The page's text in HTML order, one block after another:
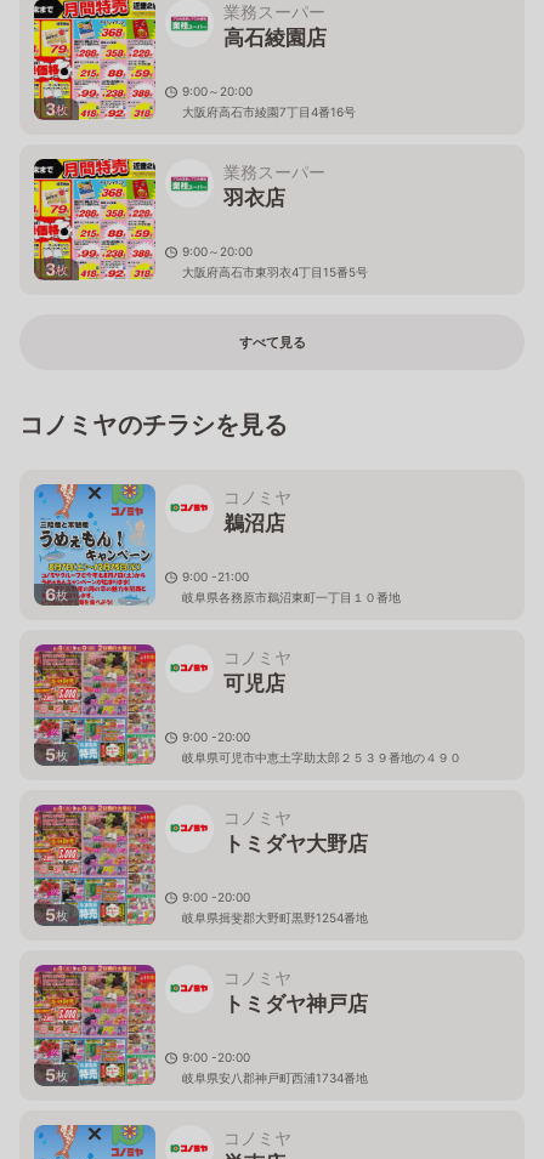
3枚
業務スーパー
高石綾園店
9:00～20:00
大阪府高石市綾園7丁目4番16号
3枚
業務スーパー
羽衣店
9:00～20:00
大阪府高石市東羽衣4丁目15番5号
すべて見る
コノミヤのチラシを見る
6枚
コノミヤ
鵜沼店
9:00 -21:00
岐阜県各務原市鵜沼東町一丁目１０番地
5枚
コノミヤ
可児店
9:00 -20:00
岐阜県可児市中恵土字助太郎２５３９番地の４９０
5枚
コノミヤ
トミダヤ大野店
9:00 -20:00
岐阜県揖斐郡大野町黒野1254番地
5枚
コノミヤ
トミダヤ神戸店
9:00 -20:00
岐阜県安八郡神戸町西浦1734番地
コノミヤ